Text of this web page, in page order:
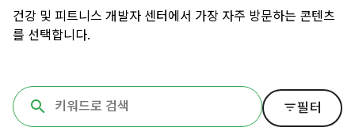
건강 및 피트니스 개발자 센터에서 가장 자주 방문하는 콘텐츠
를 선택합니다.
filter_list필터